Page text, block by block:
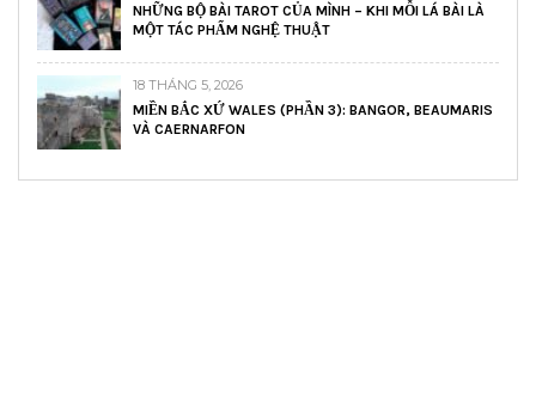
NHỮNG BỘ BÀI TAROT CỦA MÌNH – KHI MỖI LÁ BÀI LÀ
MỘT TÁC PHẨM NGHỆ THUẬT
18 THÁNG 5, 2026
MIỀN BẮC XỨ WALES (PHẦN 3): BANGOR, BEAUMARIS
VÀ CAERNARFON